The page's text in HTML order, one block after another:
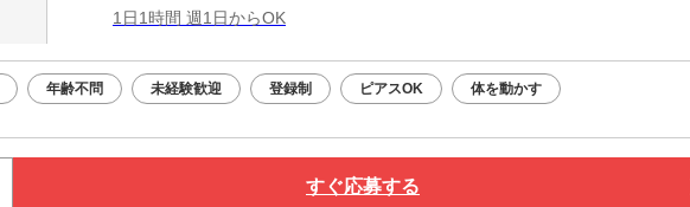
1日1時間 週1日からOK
年齢不問 未経験歓迎 登録制 ピアスOK 体を動かす
すぐ応募する